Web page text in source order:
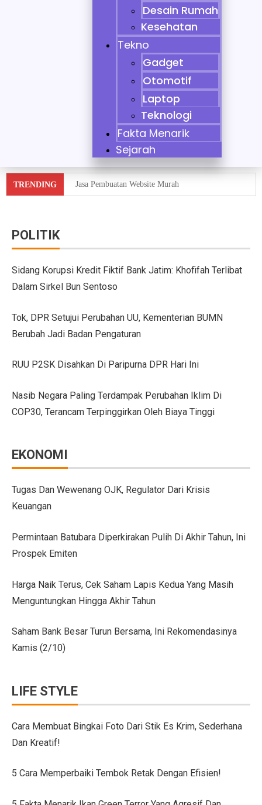
Desain Rumah
Kesehatan
Tekno
Gadget
Otomotif
Laptop
Teknologi
Fakta Menarik
Sejarah
TRENDING Jasa Pembuatan Website Murah
GIIAS Bandung 2025: Sinergi Pemerintah, Industri,
Trio Unggulan Suzuki di GIIAS Bandung 2025:
Daihatsu Rocky Diluncurkan di GIIAS: SUV Kompak
Hyundai Akan Rilis Mobil Listrik Baru Tahun Ini
28 Kendaraan Perusahaan di Aceh Tamiang Pakai
Pengalaman Pertama Mengemudi Jaecoo J8, SUV
Persaingan BMW dan Mercedes-Benz Hadapi Bebas
Citroen C3 Sport dan Jeep Gladiator Meluncur di
Uji Coba Mobil SUV JAECOO J8 SHS ARDIS di
Jeep Gladiator Sport Tampil di GIIAS Bandung 2025
GIIAS Bandung 2025: Konsistensi 54 Tahun Toyota
10 Model Batu Alam Dinding Minimalis Terbaru
Cara Membuat Bingkai Foto dari Stik Es Krim,
POLITIK
Sidang Korupsi Kredit Fiktif Bank Jatim: Khofifah Terlibat
Dalam Sirkel Bun Sentoso
Tok, DPR Setujui Perubahan UU, Kementerian BUMN
Berubah Jadi Badan Pengaturan
RUU P2SK Disahkan Di Paripurna DPR Hari Ini
Nasib Negara Paling Terdampak Perubahan Iklim Di
COP30, Terancam Terpinggirkan Oleh Biaya Tinggi
EKONOMI
Tugas Dan Wewenang OJK, Regulator Dari Krisis
Keuangan
Permintaan Batubara Diperkirakan Pulih Di Akhir Tahun, Ini
Prospek Emiten
Harga Naik Terus, Cek Saham Lapis Kedua Yang Masih
Menguntungkan Hingga Akhir Tahun
Saham Bank Besar Turun Bersama, Ini Rekomendasinya
Kamis (2/10)
LIFE STYLE
Cara Membuat Bingkai Foto Dari Stik Es Krim, Sederhana
Dan Kreatif!
5 Cara Memperbaiki Tembok Retak Dengan Efisien!